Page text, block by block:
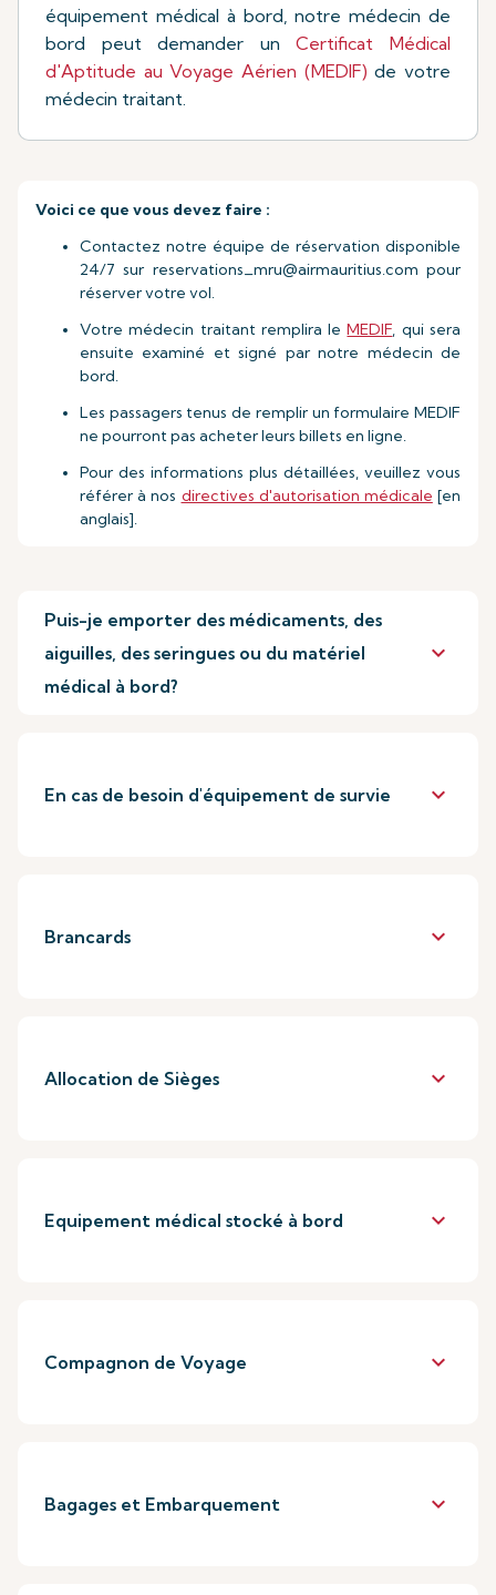
équipement médical à bord, notre médecin de
bord peut demander un
Certificat Médical
d'Aptitude au Voyage Aérien (MEDIF) de votre
médecin traitant.
Voici ce que vous devez faire :
Contactez notre équipe de réservation disponible
24/7 sur reservations_mru@airmauritius.com pour
réserver votre vol.
Votre médecin traitant remplira leMEDIF, qui sera
ensuite examiné et signé par notre médecin de
bord.
Les passagers tenus de remplir un formulaire MEDIF
ne pourront pas acheter leurs billets en ligne.
Pour des informations plus détaillées, veuillez vous
référer à nos directives d'autorisation médicale [en
anglais].
Puis-je emporter des médicaments, des
aiguilles, des seringues ou du matériel
médical à bord?
keyboard_arrow_down
En cas de besoin d'équipement de survie keyboard_arrow_down
Brancards keyboard_arrow_down
Allocation de Sièges keyboard_arrow_down
Equipement médical stocké à bord keyboard_arrow_down
Compagnon de Voyage keyboard_arrow_down
Bagages et Embarquement keyboard_arrow_down